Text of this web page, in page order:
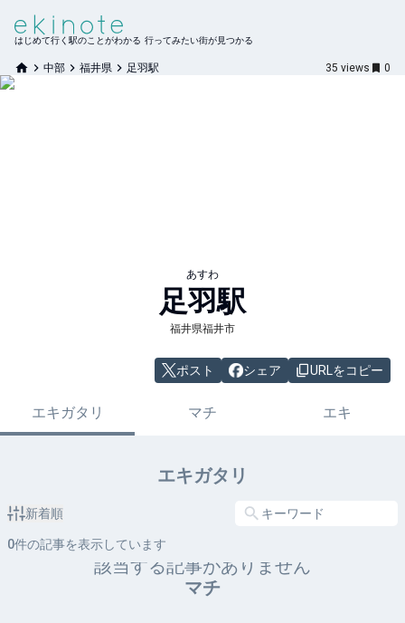
はじめて行く駅のことがわかる 行ってみたい街が見つかる
中部 福井県 足羽駅 35 views 0
あすわ
足羽駅
福井県福井市
ポスト シェア URLをコピー
エキガタリ マチ エキ
エキガタリ
新着順
0件の記事を表示しています
該当する記事がありません
マチ